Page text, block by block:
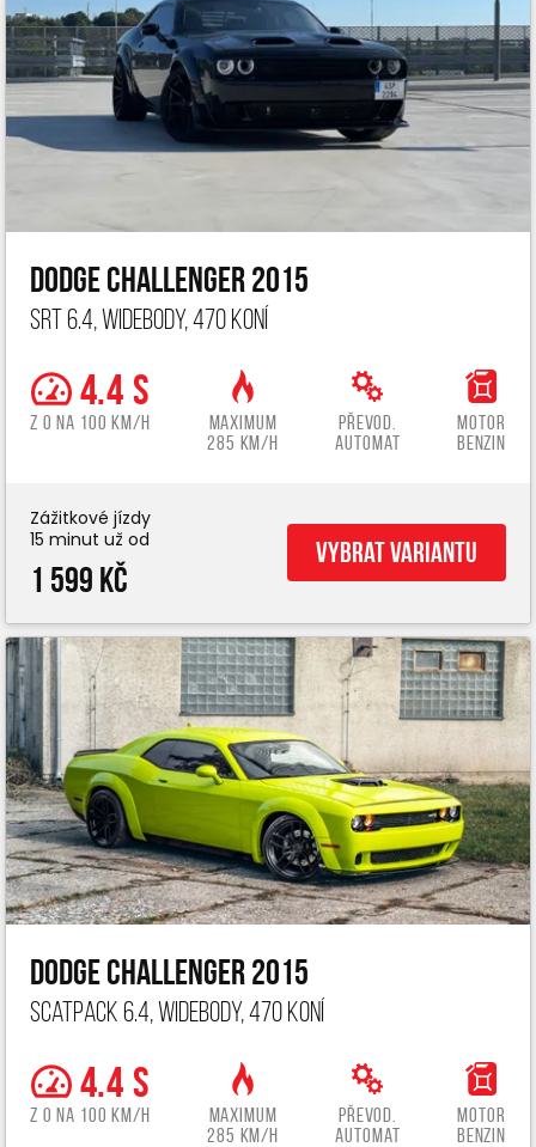
Dodge Challenger 2015
SRT 6.4, widebody, 470 koní
4.4 s
z 0 na 100 km/h
Maximum
285 km/h
Převod.
automat
Motor
benzin
Zážitkové jízdy
15 minut už od
1 599 Kč
Vybrat variantu
Dodge Challenger 2015
ScatPack 6.4, widebody, 470 koní
4.4 s
z 0 na 100 km/h
Maximum
285 km/h
Převod.
automat
Motor
benzin